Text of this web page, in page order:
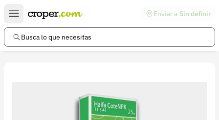
Enviar a Sin definir
Busca lo que necesitas
Enlaces de interés
Preguntas frecuentes